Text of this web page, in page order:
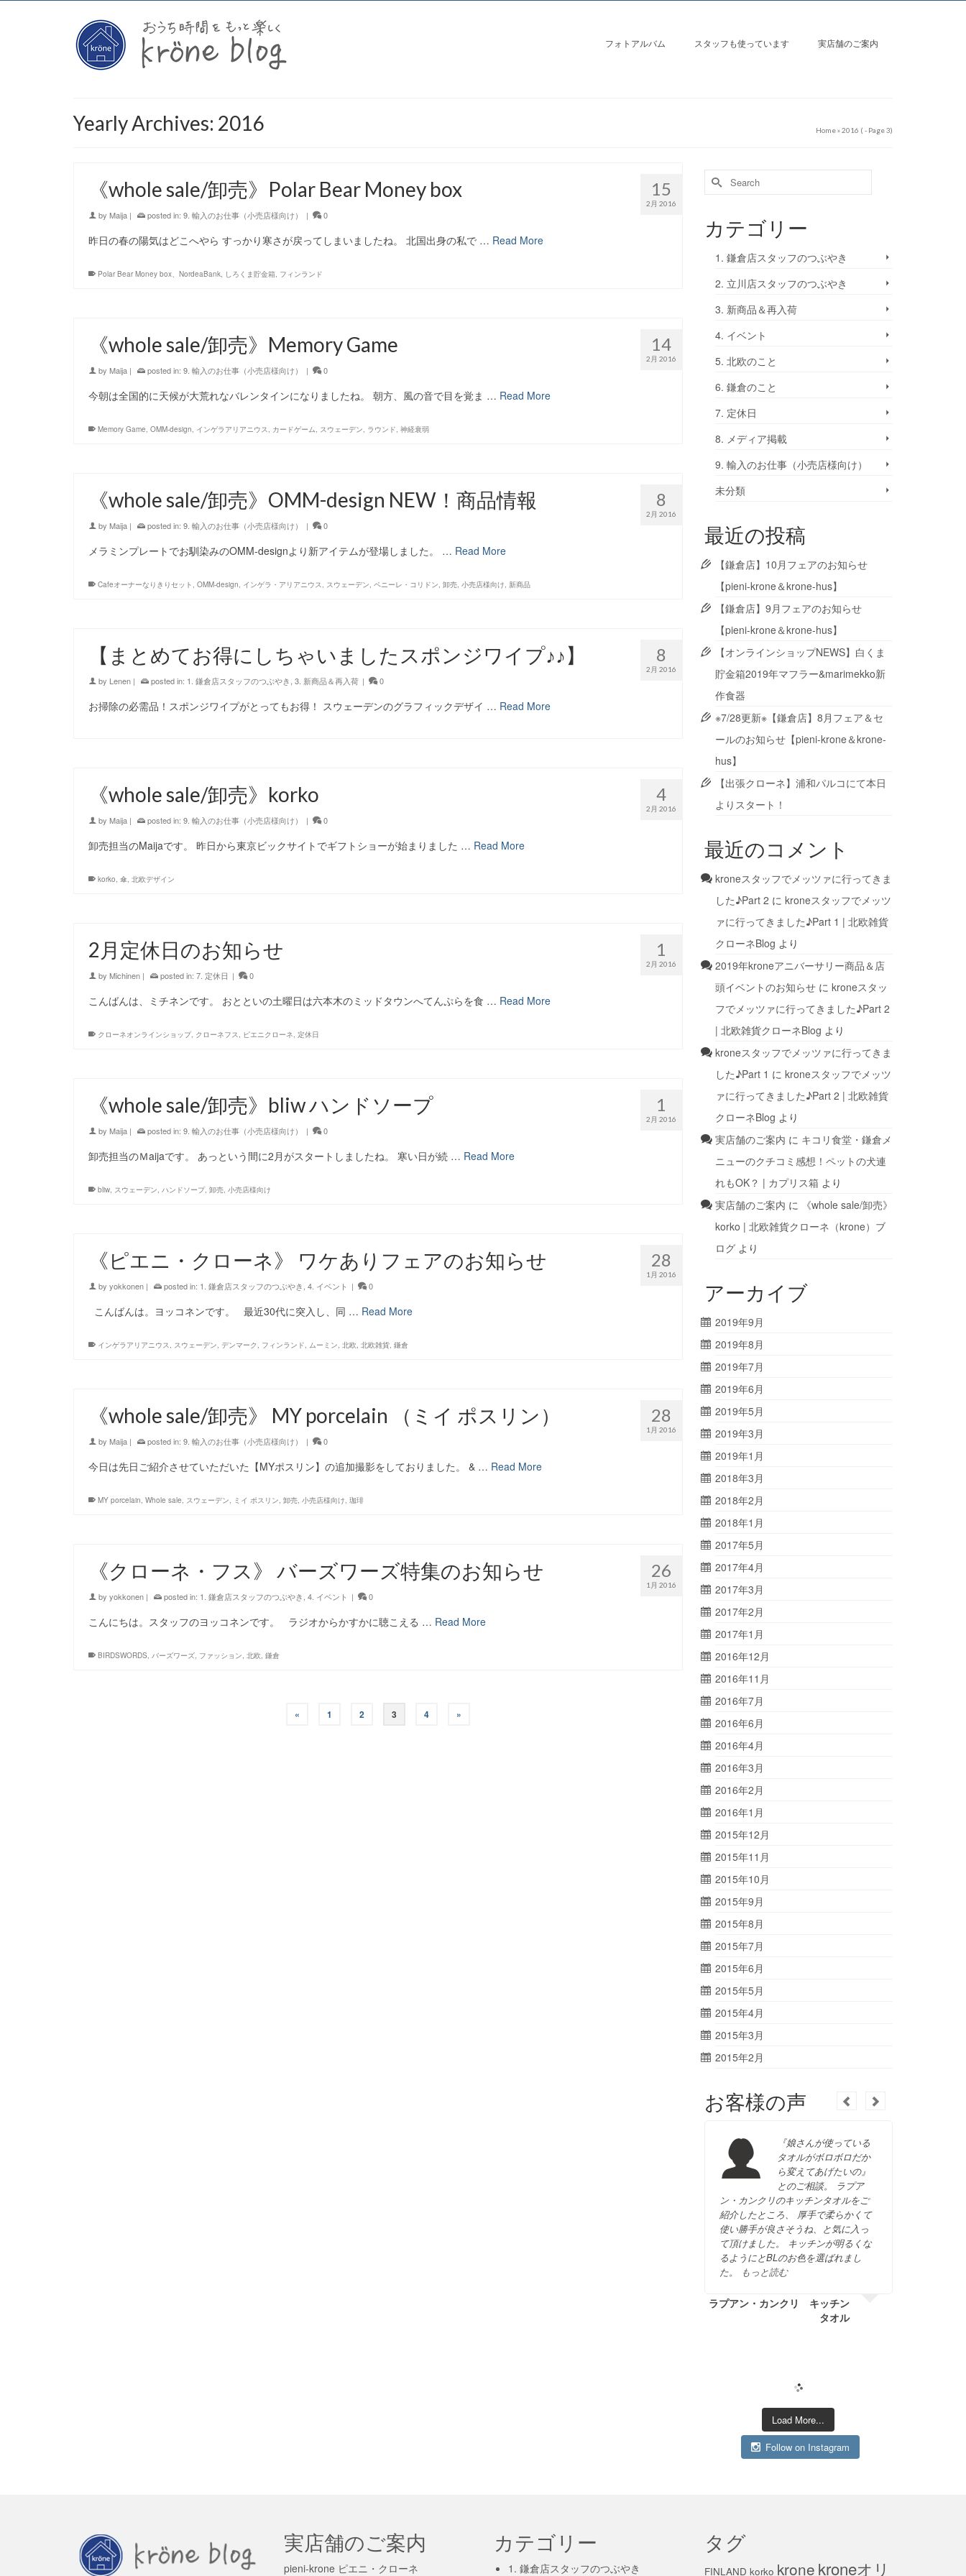
フォトアルバム スタッフも使っています 実店舗のご案内
Yearly Archives: 2016 Home»2016 ( - Page 3)
15
2月 2016
《whole sale/卸売》Polar Bear Money box
by Maija | posted in: 9. 輸入のお仕事（小売店様向け） | 0
昨日の春の陽気はどこへやら すっかり寒さが戻ってしまいましたね。 北国出身の私で … Read More
Polar Bear Money box、NordeaBank, しろくま貯金箱, フィンランド
14
2月 2016
《whole sale/卸売》Memory Game
by Maija | posted in: 9. 輸入のお仕事（小売店様向け） | 0
今朝は全国的に天候が大荒れなバレンタインになりましたね。 朝方、風の音で目を覚ま … Read More
Memory Game, OMM-design, インゲラアリアニウス, カードゲーム, スウェーデン, ラウンド, 神経衰弱
8
2月 2016
《whole sale/卸売》OMM-design NEW！商品情報
by Maija | posted in: 9. 輸入のお仕事（小売店様向け） | 0
メラミンプレートでお馴染みのOMM-designより新アイテムが登場しました。 … Read More
Cafeオーナーなりきりセット , OMM-design, インゲラ・アリアニウス, スウェーデン, ペニーレ・コリドン, 卸売, 小売店様向け, 新商品
8
2月 2016
【まとめてお得にしちゃいましたスポンジワイプ♪♪】
by Lenen | posted in: 1. 鎌倉店スタッフのつぶやき 3. 新商品＆再入荷 | 0
お掃除の必需品！スポンジワイプがとってもお得！ スウェーデンのグラフィックデザイ … Read More
4
2月 2016
《whole sale/卸売》korko
by Maija | posted in: 9. 輸入のお仕事（小売店様向け） | 0
卸売担当のMaijaです。 昨日から東京ビックサイトでギフトショーが始まりました … Read More
korko, 傘, 北欧デザイン
1
2月 2016
2月定休日のお知らせ
by Michinen | posted in: 7. 定休日 | 0
こんばんは、ミチネンです。 おとといの土曜日は六本木のミッドタウンへてんぷらを食 … Read More
クローネオンラインショップ, クローネフス, ピエニクローネ, 定休日
1
2月 2016
《whole sale/卸売》bliw ハンドソープ
by Maija | posted in: 9. 輸入のお仕事（小売店様向け） | 0
卸売担当のＭaijaです。 あっという間に2月がスタートしましたね。 寒い日が続 … Read More
bliw, スウェーデン, ハンドソープ, 卸売, 小売店様向け
28
1月 2016
《ピエニ・クローネ》 ワケありフェアのお知らせ
by yokkonen | posted in: 1. 鎌倉店スタッフのつぶやき 4. イベント | 0
こんばんは。ヨッコネンです。 最近30代に突入し、同 … Read More
インゲラアリアニウス, スウェーデン, デンマーク , フィンランド, ムーミン, 北欧, 北欧雑貨, 鎌倉
28
1月 2016
《whole sale/卸売》 MY porcelain （ミイ ポスリン）
by Maija | posted in: 9. 輸入のお仕事（小売店様向け） | 0
今日は先日ご紹介させていただいた【MYポスリン】の追加撮影をしておりました。 & … Read More
MY porcelain, Whole sale, スウェーデン, ミイ ポスリン, 卸売, 小売店様向け, 珈琲
26
1月 2016
《クローネ・フス》 バーズワーズ特集のお知らせ
by yokkonen | posted in: 1. 鎌倉店スタッフのつぶやき 4. イベント | 0
こんにちは。スタッフのヨッコネンです。 ラジオからかすかに聴こえる … Read More
BIRDSWORDS, バーズワーズ, ファッション, 北欧, 鎌倉
« 1 2 3 4 »
カテゴリー
1. 鎌倉店スタッフのつぶやき
2. 立川店スタッフのつぶやき
3. 新商品＆再入荷
4. イベント
5. 北欧のこと
6. 鎌倉のこと
7. 定休日
8. メディア掲載
9. 輸入のお仕事（小売店様向け）
未分類
最近の投稿
【鎌倉店】10月フェアのお知らせ
【pieni-krone＆krone-hus】
【鎌倉店】9月フェアのお知らせ
【pieni-krone＆krone-hus】
【オンラインショップNEWS】白くま
貯金箱2019年マフラー&marimekko新
作食器
※7/28更新※【鎌倉店】8月フェア＆セ
ールのお知らせ【pieni-krone＆krone-
hus】
【出張クローネ】浦和パルコにて本日
よりスタート！
最近のコメント
kroneスタッフでメッツァに行ってきま
した♪Part 2 に kroneスタッフでメッツ
ァに行ってきました♪Part 1 | 北欧雑貨
クローネBlog より
2019年kroneアニバーサリー商品＆店
頭イベントのお知らせに kroneスタッ
フでメッツァに行ってきました♪Part 2
| 北欧雑貨クローネBlog より
kroneスタッフでメッツァに行ってきま
した♪Part 1 に kroneスタッフでメッツ
ァに行ってきました♪Part 2 | 北欧雑貨
クローネBlog より
実店舗のご案内 に キコリ食堂・鎌倉メ
ニューのクチコミ感想！ペットの犬連
れもOK？ | カプリス箱 より
実店舗のご案内 に
《whole sale/卸売》
korko | 北欧雑貨クローネ（krone）ブ
ログより
アーカイブ
2019年9月
2019年8月
2019年7月
2019年6月
2019年5月
2019年3月
2019年1月
2018年3月
2018年2月
2018年1月
2017年5月
2017年4月
2017年3月
2017年2月
2017年1月
2016年12月
2016年11月
2016年7月
2016年6月
2016年4月
2016年3月
2016年2月
2016年1月
2015年12月
2015年11月
2015年10月
2015年9月
2015年8月
2015年7月
2015年6月
2015年5月
2015年4月
2015年3月
2015年2月
お客様の声
『娘さんが使っている
タオルがボロボロだか
ら変えてあげたいの』
とのご相談。 ラプア
ン・カンクリのキッチンタオルをご
紹介したところ、 厚手で柔らかくて
使い勝手が良さそうね、と気に入っ
て頂けました。 キッチンが明るくな
るようにとBLのお色を選ばれまし
た。
もっと読む
ラプアン・カンクリ キッチン
タオル
Load More...
Follow on Instagram
実店舗のご案内
pieni-krone ピエニ・クローネ
カテゴリー
1. 鎌倉店スタッフのつぶやき
タグ
FINLAND korko krone kroneオリ